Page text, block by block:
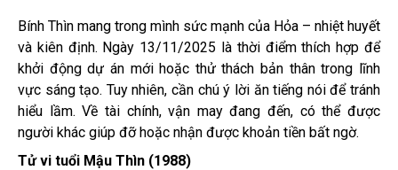
Bính Thìn mang trong mình sức mạnh của Hỏa – nhiệt huyết
và kiên định. Ngày 13/11/2025 là thời điểm thích hợp để
khởi động dự án mới hoặc thử thách bản thân trong lĩnh
vực sáng tạo. Tuy nhiên, cần chú ý lời ăn tiếng nói để tránh
hiểu lầm. Về tài chính, vận may đang đến, có thể được
người khác giúp đỡ hoặc nhận được khoản tiền bất ngờ.
Tử vi tuổi Mậu Thìn (1988)